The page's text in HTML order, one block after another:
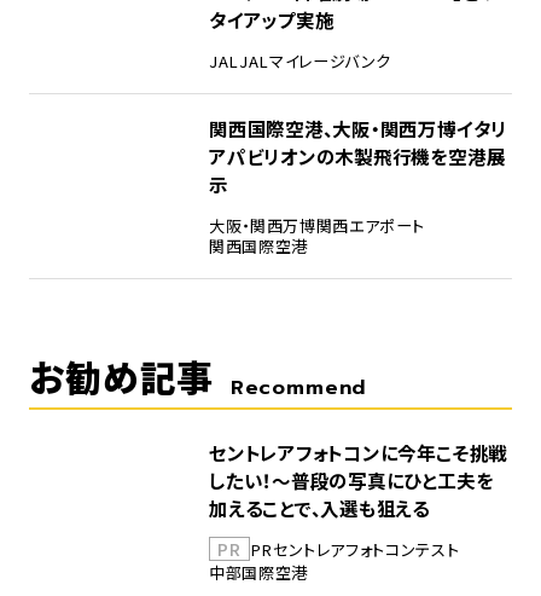
タイアップ実施
JAL JALマイレージバンク
関西国際空港、大阪・関西万博イタリ
アパビリオンの木製飛行機を空港展
示
大阪・関西万博関西エアポート
関西国際空港
お勧め記事 Recommend
セントレアフォトコンに今年こそ挑戦
したい！～普段の写真にひと工夫を
加えることで、入選も狙える
PR PRセントレアフォトコンテスト
中部国際空港